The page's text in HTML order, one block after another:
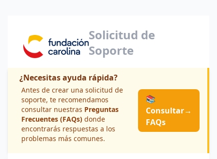
Solicitud de
Soporte
¿Necesitas ayuda rápida?
Antes de crear una solicitud de
soporte, te recomendamos
consultar nuestras Preguntas
Frecuentes (FAQs) donde
encontrarás respuestas a los
problemas más comunes.
📚
Consultar
FAQs
→